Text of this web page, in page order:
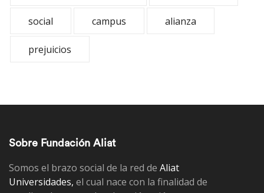
social campus alianza
prejuicios
Sobre Fundación Aliat
Somos el brazo social de la red de Aliat
Universidades, el cual nace con la finalidad de